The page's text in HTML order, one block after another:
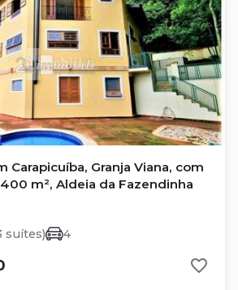
Carapicuíba, Granja Viana, com
m², Aldeia da Fazendinha
suítes) 4